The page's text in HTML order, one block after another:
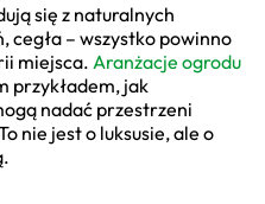
się z naturalnych
cegła – wszystko powinno
miejsca. Aranżacje ogrodu
przykładem, jak
nadać przestrzeni
nie jest o luksusie, ale o